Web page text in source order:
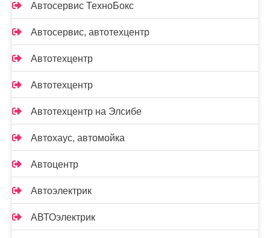
Автосервис ТехноБокс
Автосервис, автотехцентр
Автотехцентр
Автотехцентр
Автотехцентр на Элсибе
Автохаус, автомойка
Автоцентр
Автоэлектрик
АВТОэлектрик